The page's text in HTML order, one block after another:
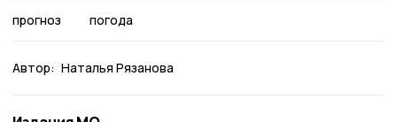
прогноз погода
Автор: Наталья Рязанова